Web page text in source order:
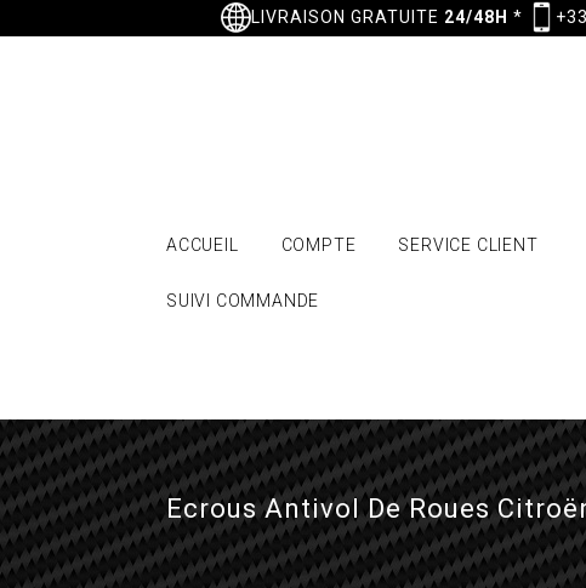
LIVRAISON GRATUITE 24/48H *
ACCUEIL COMPTE SERVICE CLIENT
SUIVI COMMANDE
Ecrous Antivol De Roues